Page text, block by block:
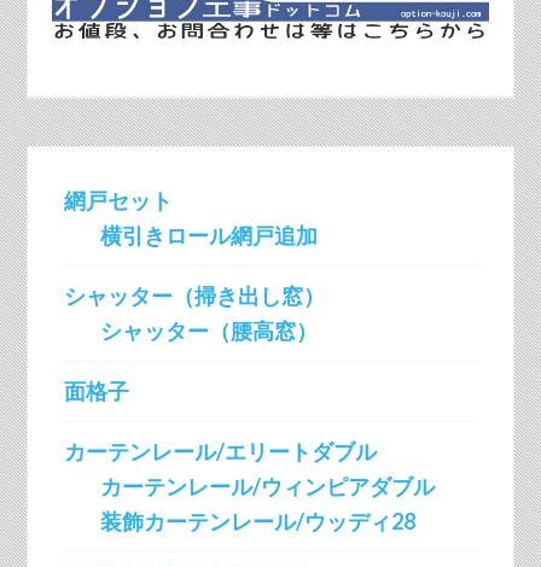
網戸セット
横引きロール網戸追加
シャッター（掃き出し窓）
シャッター（腰高窓）
面格子
カーテンレール/エリートダブル
カーテンレール/ウィンピアダブル
装飾カーテンレール/ウッディ28